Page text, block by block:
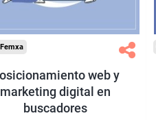
Compra segura
web y
marketing digital en
buscadores